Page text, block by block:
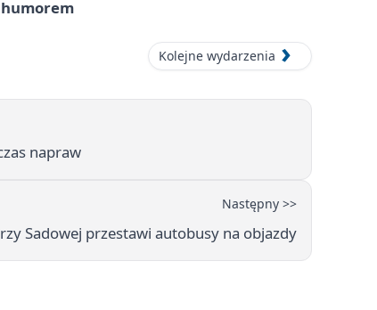
Kolejne wydarzenia
napraw
Następny >>
Sadowej przestawi autobusy na objazdy